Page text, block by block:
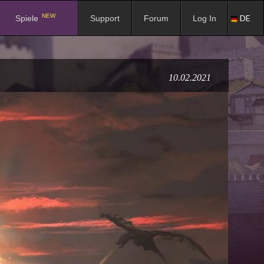
Spiele NEW Support Forum Log In DE
10.02.2021